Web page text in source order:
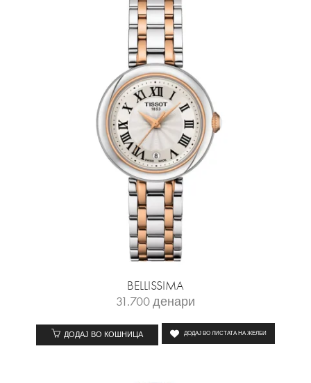
BELLISSIMA
31.700денари
ДОДАЈ ВО КОШНИЦА ДОДАЈ ВО ЛИСТАТА НА ЖЕЛБИ